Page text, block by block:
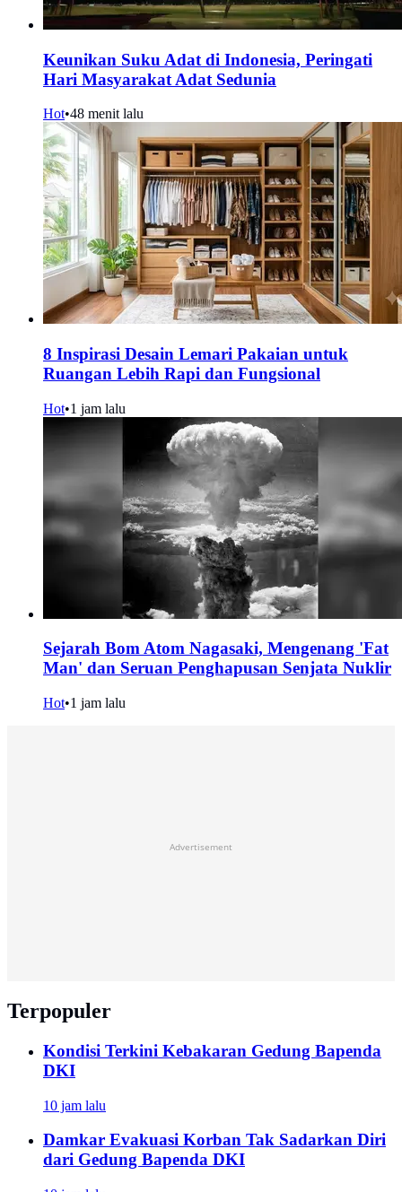
Keunikan Suku Adat di Indonesia, Peringati
Hari Masyarakat Adat Sedunia
Hot•48 menit lalu
8 Inspirasi Desain Lemari Pakaian untuk
Ruangan Lebih Rapi dan Fungsional
Hot•1 jam lalu
Sejarah Bom Atom Nagasaki, Mengenang 'Fat
Man' dan Seruan Penghapusan Senjata Nuklir
Hot•1 jam lalu
Advertisement
Terpopuler
Kondisi Terkini Kebakaran Gedung Bapenda
DKI
10 jam lalu
Damkar Evakuasi Korban Tak Sadarkan Diri
dari Gedung Bapenda DKI